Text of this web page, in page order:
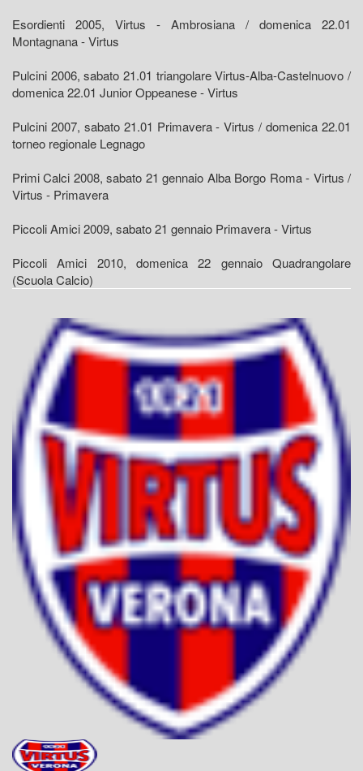
Esordienti 2005, Virtus - Ambrosiana / domenica 22.01
Montagnana - Virtus
Pulcini 2006, sabato 21.01 triangolare Virtus-Alba-Castelnuovo /
domenica 22.01 Junior Oppeanese - Virtus
Pulcini 2007, sabato 21.01 Primavera - Virtus / domenica 22.01
torneo regionale Legnago
Primi Calci 2008, sabato 21 gennaio Alba Borgo Roma - Virtus /
Virtus - Primavera
Piccoli Amici 2009, sabato 21 gennaio Primavera - Virtus
Piccoli Amici 2010, domenica 22 gennaio Quadrangolare
(Scuola Calcio)